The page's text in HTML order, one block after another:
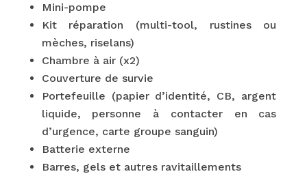
Mini-pompe
Kit réparation (multi-tool, rustines ou
mèches, riselans)
Chambre à air (x2)
Couverture de survie
Portefeuille (papier d’identité, CB, argent
liquide, personne à contacter en cas
d’urgence, carte groupe sanguin)
Batterie externe
Barres, gels et autres ravitaillements